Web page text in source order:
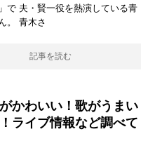
で 夫・賢一役を熱演している青
。 青木さ
記事を読む
かわいい！歌がうまい
ライブ情報など調べて